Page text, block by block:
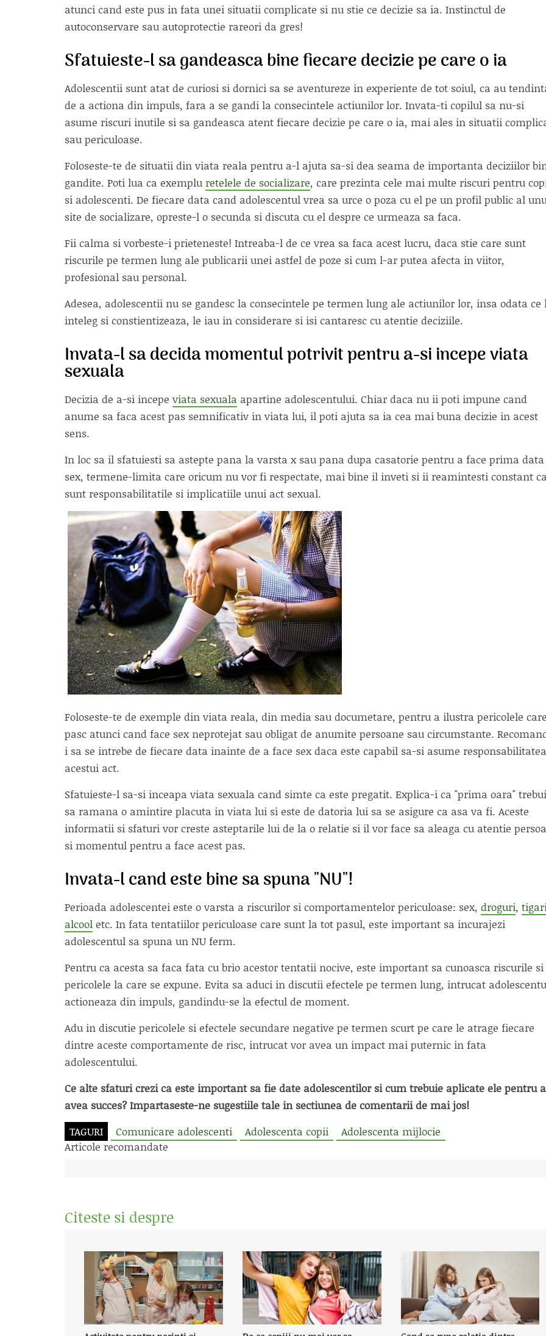
atunci cand este pus in fata unei situatii complicate si nu stie ce decizie sa ia. Instinctul de
autoconservare sau autoprotectie rareori da gres!
Sfatuieste-l sa gandeasca bine fiecare decizie pe care o ia
Adolescentii sunt atat de curiosi si dornici sa se aventureze in experiente de tot soiul, ca au
de a actiona din impuls, fara a se gandi la consecintele actiunilor lor. Invata-ti copilul sa nu-si
asume riscuri inutile si sa gandeasca atent fiecare decizie pe care o ia, mai ales in situatii
sau periculoase.
Foloseste-te de situatii din viata reala pentru a-l ajuta sa-si dea seama de importanta deciziilor
gandite. Poti lua ca exemplu retelele de socializare, care prezinta cele mai multe riscuri pentru
si adolescenti. De fiecare data cand adolescentul vrea sa urce o poza cu el pe un profil public al
site de socializare, opreste-l o secunda si discuta cu el despre ce urmeaza sa faca.
Fii calma si vorbeste-i prieteneste! Intreaba-l de ce vrea sa faca acest lucru, daca stie care sunt
riscurile pe termen lung ale publicarii unei astfel de poze si cum l-ar putea afecta in viitor,
profesional sau personal.
Adesea, adolescentii nu se gandesc la consecintele pe termen lung ale actiunilor lor, insa odata ce
inteleg si constientizeaza, le iau in considerare si isi cantaresc cu atentie deciziile.
Invata-l sa decida momentul potrivit pentru a-si incepe viata
sexuala
Decizia de a-si incepe viata sexuala apartine adolescentului. Chiar daca nu ii poti impune cand
anume sa faca acest pas semnificativ in viata lui, il poti ajuta sa ia cea mai buna decizie in acest
sens.
In loc sa il sfatuiesti sa astepte pana la varsta x sau pana dupa casatorie pentru a face prima data
sex, termene-limita care oricum nu vor fi respectate, mai bine il inveti si ii reamintesti constant
sunt responsabilitatile si implicatiile unui act sexual.
Foloseste-te de exemple din viata reala, din media sau documetare, pentru a ilustra pericolele
pasc atunci cand face sex neprotejat sau obligat de anumite persoane sau circumstante.
i sa se intrebe de fiecare data inainte de a face sex daca este capabil sa-si asume responsabilitatea
acestui act.
Sfatuieste-l sa-si inceapa viata sexuala cand simte ca este pregatit. Explica-i ca "prima oara"
sa ramana o amintire placuta in viata lui si este de datoria lui sa se asigure ca asa va fi. Aceste
informatii si sfaturi vor creste asteptarile lui de la o relatie si il vor face sa aleaga cu atentie
si momentul pentru a face acest pas.
Invata-l cand este bine sa spuna "NU"!
Perioada adolescentei este o varsta a riscurilor si comportamentelor periculoase: sex, droguri, tigari
alcool etc. In fata tentatiilor periculoase care sunt la tot pasul, este important sa incurajezi
adolescentul sa spuna un NU ferm.
Pentru ca acesta sa faca fata cu brio acestor tentatii nocive, este important sa cunoasca riscurile si
pericolele la care se expune. Evita sa aduci in discutii efectele pe termen lung, intrucat
actioneaza din impuls, gandindu-se la efectul de moment.
Adu in discutie pericolele si efectele secundare negative pe termen scurt pe care le atrage fiecare
dintre aceste comportamente de risc, intrucat vor avea un impact mai puternic in fata
adolescentului.
Ce alte sfaturi crezi ca este important sa fie date adolescentilor si cum trebuie aplicate ele pentru a
avea succes? Impartaseste-ne sugestiile tale in sectiunea de comentarii de mai jos!
TAGURI
Comunicare adolescenti Adolescenta copii
Adolescenta mijlocie
Articole recomandate
Citeste si despre